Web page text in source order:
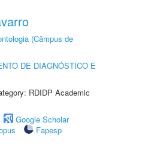
(Câmpus de
DE DIAGNÓSTICO E
RDIDP Academic
Google Scholar
Fapesp